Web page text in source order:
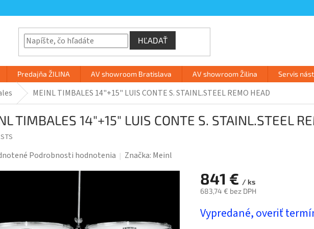
HĽADAŤ
Predajňa ŽILINA AV showroom Bratislava AV showroom Žilina Servis
MEINL TIMBALES 14"+15" LUIS CONTE S. STAINL.STEEL REMO HEAD
TIMBALES 14"+15" LUIS CONTE S. STAINL.STEEL
Podrobnosti hodnotenia Značka: Meinl
841 € / ks
683,74 € bez DPH
cena:
Vypredané, overiť